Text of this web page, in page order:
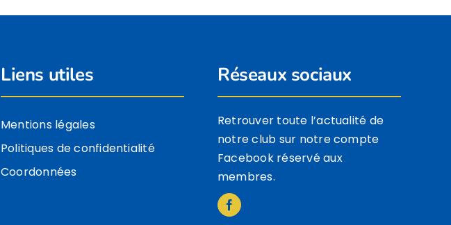
Liens utiles
Mentions légales
Politiques de confidentialité
Coordonnées
Réseaux sociaux
Retrouver toute l’actualité de
notre club sur notre compte
Facebook réservé aux
membres.